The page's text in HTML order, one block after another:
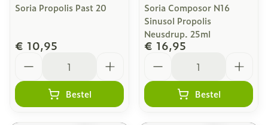
Soria Propolis Past 20
€ 10,95
Bestel
Soria Composor N16
Sinusol Propolis
Neusdrup. 25ml
€ 16,95
Bestel